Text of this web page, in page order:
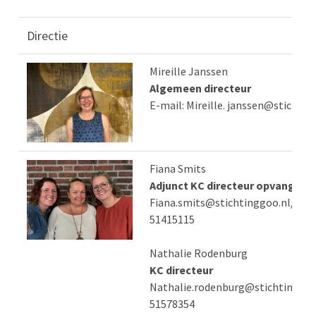
Directie
Mireille Janssen
Algemeen directeur
E-mail: Mireille.
Fiana Smits
Adjunct KC directeur opvang
Fiana.smits@stichtinggoo.nl/06-
51415115
Nathalie Rodenburg
KC directeur
51578354